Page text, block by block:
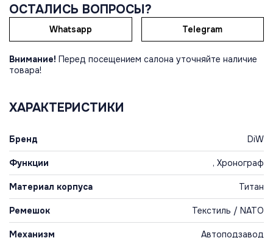
ОСТАЛИСЬ ВОПРОСЫ?
Whatsapp Telegram
Внимание! Перед посещением салона уточняйте наличие
товара!
ХАРАКТЕРИСТИКИ
Бренд DiW
Функции , Хронограф
Материал корпуса Титан
Ремешок Текстиль / NATO
Механизм Автоподзавод